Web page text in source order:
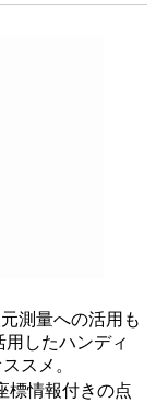
測量への活用も
したハンディ
スメ。
標情報付きの点